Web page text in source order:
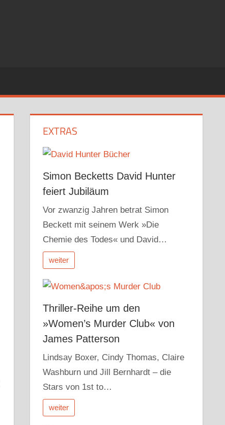
EXTRAS
Simon Becketts David Hunter
feiert Jubiläum
Vor zwanzig Jahren betrat Simon
Beckett mit seinem Werk »Die
Chemie des Todes« und David…
weiter
Thriller-Reihe um den
»Women’s Murder Club« von
James Patterson
Lindsay Boxer, Cindy Thomas, Claire
Washburn und Jill Bernhardt – die
Stars von 1st to…
weiter